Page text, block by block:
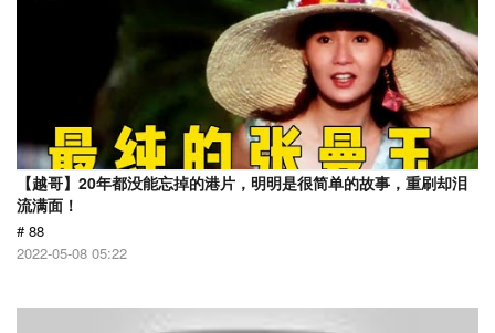
【越哥】20年都没能忘掉的港片，明明是很简单的故事，重刷却泪
流满面！
# 88
2022-05-08 05:22